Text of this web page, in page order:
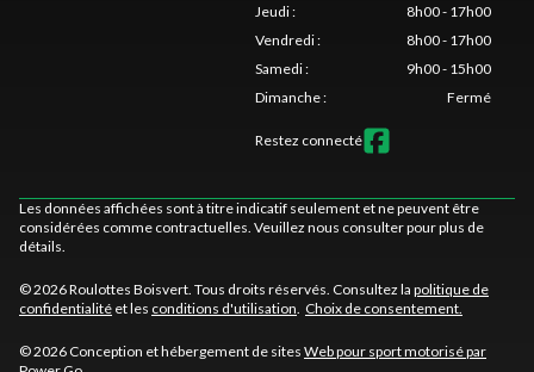
Jeudi:
8h00 - 17h00
Vendredi:
8h00 - 17h00
Samedi:
9h00 - 15h00
Dimanche: Fermé
Restez connecté
Les données affichées sont à titre indicatif seulement et ne peuvent être
considérées comme contractuelles. Veuillez nous consulter pour plus de
détails.
© 2026 Roulottes Boisvert. Tous droits réservés. Consultez la politique de
confidentialité et les conditions d'utilisation Choix de consentement.
© 2026 Conception et hébergement de sites Web pour sport motorisé par